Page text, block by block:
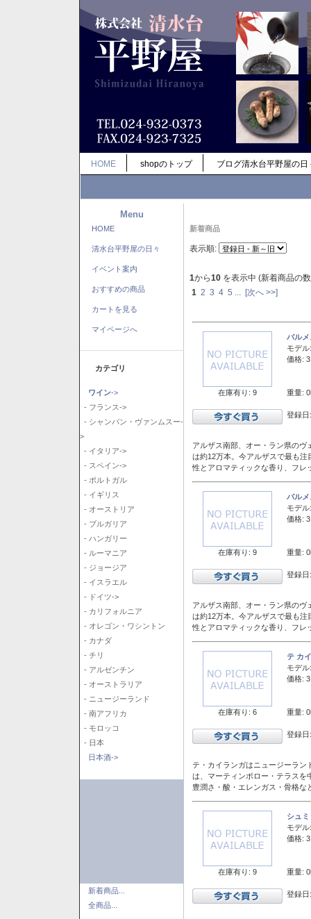
HOME shopのトップ ブログ清水台平野屋の日
Menu
HOME
清水台平野屋の日々
イベント案内
おすすめの商品
カートを見る
マイページへ
カテゴリ
ワイン->
- フランス->
- シャンパン・ヴァンムスー-
>
- イタリア->
- スペイン->
- ポルトガル
- イギリス
- オーストリア
- ブルガリア
- ハンガリー
- ルーマニア
- ジョージア
- イスラエル
- ドイツ->
- カリフォルニア
- オレゴン・ワシントン
- カナダ
- チリ
- アルゼンチン
- オーストラリア
- ニュージーランド
- 南アフリカ
- モロッコ
- 日本
日本酒->
新着商品...
全商品...
新着商品
表示順:
1から10 を表示中 (新着商品の
1 2 3 4 5 [次へ >>]
在庫有り: 9
バル
モデル:
価格:
重量:
登録
アルザス南部、オー・ラン県の
は約12万本。今アルザスで最も
性とアロマティックな香り、フレ
在庫有り: 9
バル
モデル:
価格:
重量:
登録
アルザス南部、オー・ラン県の
は約12万本。今アルザスで最も
性とアロマティックな香り、フレ
在庫有り: 6
テ カ
モデル:
価格:
重量:
登録
テ・カイランガはニュージーラン
は、マーティンボロー・テラスを
豊潤さ・酸・エレンガス・骨格
在庫有り: 9
シュ
モデル:
価格:
重量:
登録